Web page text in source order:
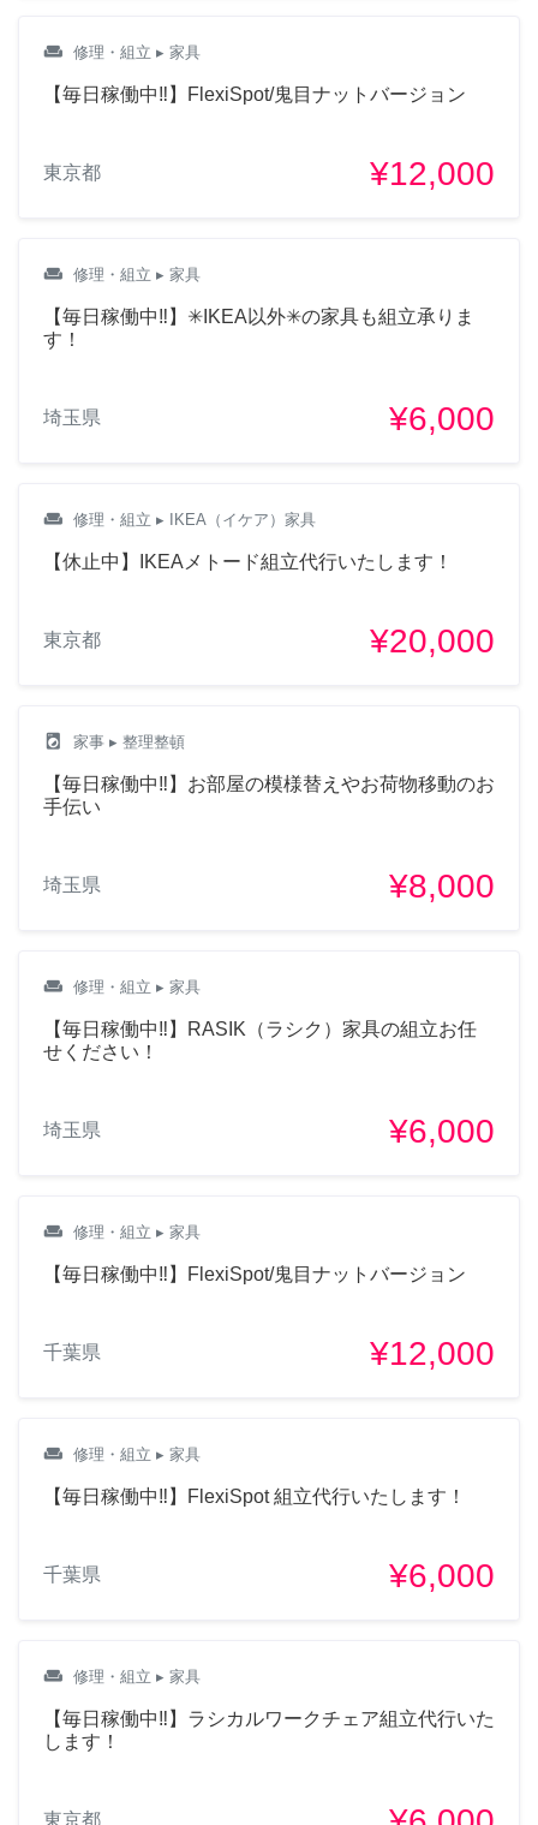
weekend 修理・組立 ▸ 家具
【毎日稼働中‼︎】FlexiSpot/鬼目ナットバージョン
東京都 ¥12,000
weekend 修理・組立 ▸ 家具
【毎日稼働中‼︎】✳︎IKEA以外✳︎の家具も組立承りま
す！
埼玉県 ¥6,000
weekend 修理・組立 ▸ IKEA（イケア）家具
【休止中】IKEAメトード組立代行いたします！
東京都 ¥20,000
local_laundry_service 家事 ▸ 整理整頓
【毎日稼働中‼︎】お部屋の模様替えやお荷物移動のお
手伝い
埼玉県 ¥8,000
weekend 修理・組立 ▸ 家具
【毎日稼働中‼︎】RASIK（ラシク）家具の組立お任
せください！
埼玉県 ¥6,000
weekend 修理・組立 ▸ 家具
【毎日稼働中‼︎】FlexiSpot/鬼目ナットバージョン
千葉県 ¥12,000
weekend 修理・組立 ▸ 家具
【毎日稼働中‼︎】FlexiSpot 組立代行いたします！
千葉県 ¥6,000
weekend 修理・組立 ▸ 家具
【毎日稼働中‼︎】ラシカルワークチェア組立代行いた
します！
東京都